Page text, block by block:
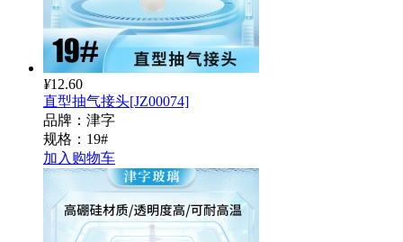
¥12.60
直型抽气接头[JZ00074]
品牌：津字
规格：19#
加入购物车